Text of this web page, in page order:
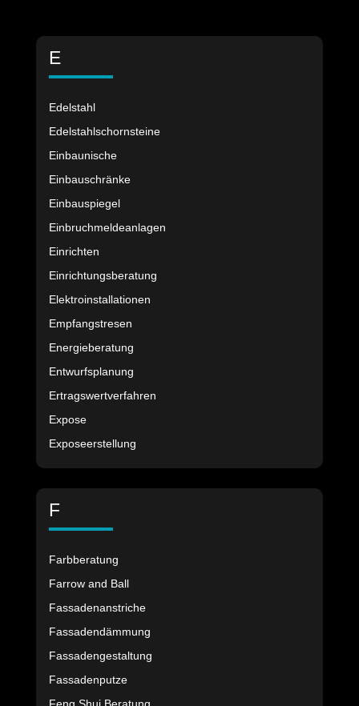
E
Edelstahl
Edelstahlschornsteine
Einbaunische
Einbauschränke
Einbauspiegel
Einbruchmeldeanlagen
Einrichten
Einrichtungsberatung
Elektroinstallationen
Empfangstresen
Energieberatung
Entwurfsplanung
Ertragswertverfahren
Expose
Exposeerstellung
F
Farbberatung
Farrow and Ball
Fassadenanstriche
Fassadendämmung
Fassadengestaltung
Fassadenputze